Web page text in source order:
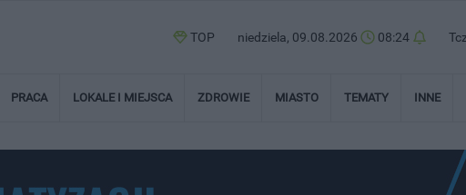
TOP niedziela, 09.08.2026 08:24
PRACA LOKALE I MIEJSCA ZDROWIE MIASTO TEMATY INNE